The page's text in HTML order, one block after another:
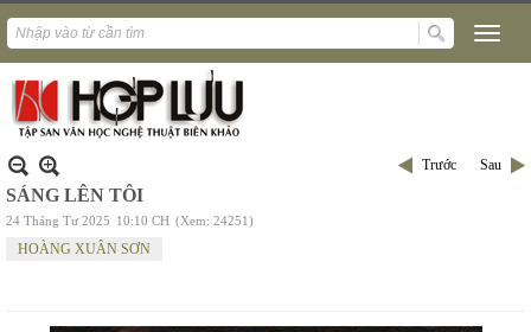
Trước Sau
SÁNG LÊN TÔI
24 Tháng Tư 2025 10:10 CH (Xem: 24251)
HOÀNG XUÂN SƠN